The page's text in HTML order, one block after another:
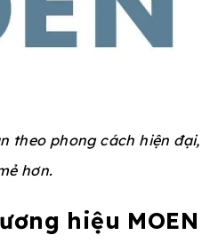
theo phong cách hiện đại,
hơn.
hiệu MOEN